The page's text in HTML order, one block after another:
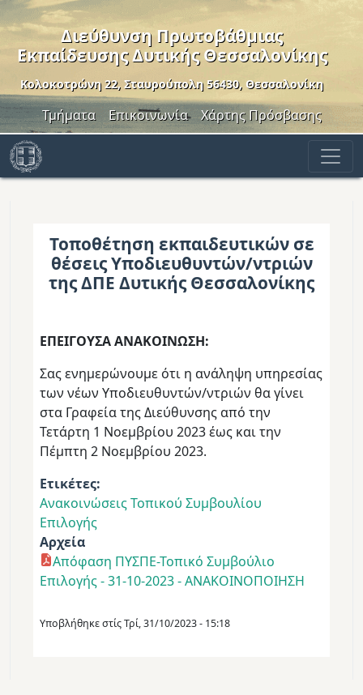
Παράκαμψη προς το κυρίως περιεχόμενο
Διεύθυνση Πρωτοβάθμιας
Εκπαίδευσης Δυτικής Θεσσαλονίκης
Κολοκοτρώνη 22, Σταυρούπολη 56430, Θεσσαλονίκη
Header Menu
Τμήματα Επικοινωνία Χάρτης Πρόσβασης
Τοποθέτηση εκπαιδευτικών σε
θέσεις Υποδιευθυντών/ντριών
της ΔΠΕ Δυτικής Θεσσαλονίκης
ΕΠΕΙΓΟΥΣΑ ΑΝΑΚΟΙΝΩΣΗ:
Σας ενημερώνουμε ότι η ανάληψη υπηρεσίας
των νέων Υποδιευθυντών/ντριών θα γίνει
στα Γραφεία της Διεύθυνσης από την
Τετάρτη 1 Νοεμβρίου 2023 έως και την
Πέμπτη 2 Νοεμβρίου 2023.
Ετικέτες
Ανακοινώσεις Τοπικού Συμβουλίου
Επιλογής
Αρχεία
Απόφαση ΠΥΣΠΕ-Τοπικό Συμβούλιο
Επιλογής - 31-10-2023 - ΑΝΑΚΟΙΝΟΠΟΙΗΣΗ
Υποβλήθηκε στίςΤρί, 31/10/2023 - 15:18